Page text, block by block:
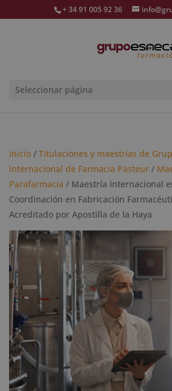
+ 34 91 005 92 36
Seleccionar página
Inicio / Titulaciones y maestrías de
Internacional de Farmacia Pasteur /
Parafarmacia / Maestría Internacional
Coordinación en Fabricación
Acreditado por Apostilla de la Haya